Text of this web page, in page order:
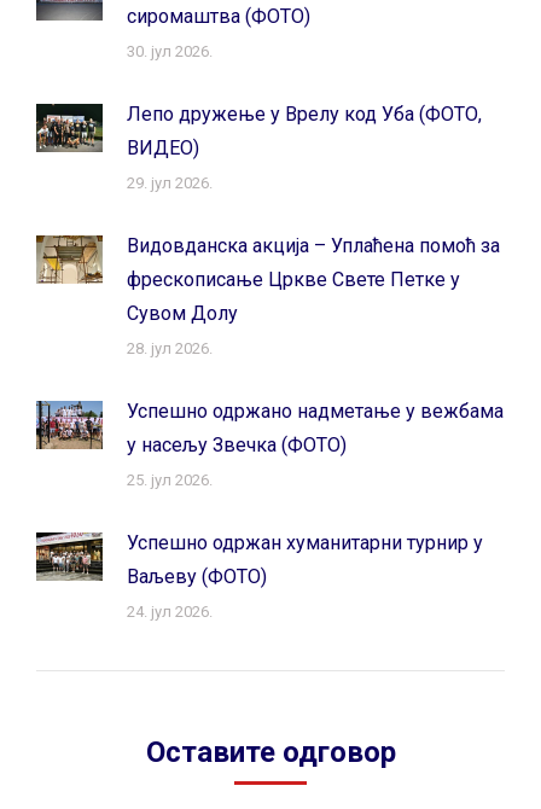
сиромаштва (ФОТО)
30. јул 2026.
Лепо дружење у Врелу код Уба (ФОТО,
ВИДЕО)
29. јул 2026.
Видовданска акција – Уплаћена помоћ за
фрескописање Цркве Свете Петке у
Сувом Долу
28. јул 2026.
Успешно одржано надметање у вежбама
у насељу Звечка (ФОТО)
25. јул 2026.
Успешно одржан хуманитарни турнир у
Ваљеву (ФОТО)
24. јул 2026.
Оставите одговор